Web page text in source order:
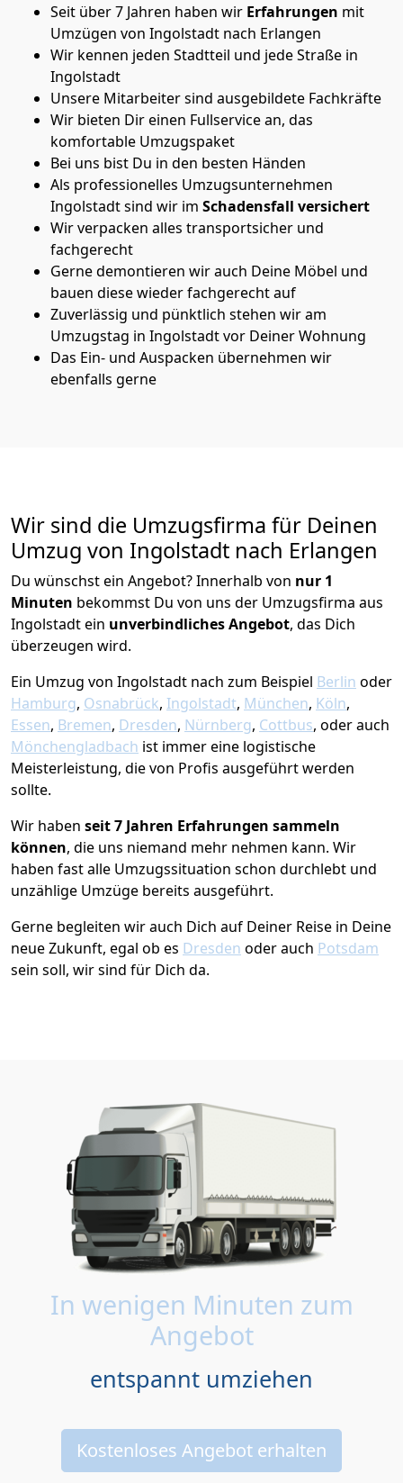
Seit über 7 Jahren haben wir Erfahrungen mit
Umzügen von Ingolstadt nach Erlangen
Wir kennen jeden Stadtteil und jede Straße in
Ingolstadt
Unsere Mitarbeiter sind ausgebildete Fachkräfte
Wir bieten Dir einen Fullservice an, das
komfortable Umzugspaket
Bei uns bist Du in den besten Händen
Als professionelles Umzugsunternehmen
Ingolstadt sind wir im Schadensfall versichert
Wir verpacken alles transportsicher und
fachgerecht
Gerne demontieren wir auch Deine Möbel und
bauen diese wieder fachgerecht auf
Zuverlässig und pünktlich stehen wir am
Umzugstag in Ingolstadt vor Deiner Wohnung
Das Ein- und Auspacken übernehmen wir
ebenfalls gerne
Wir sind die Umzugsfirma für Deinen
Umzug von Ingolstadt nach Erlangen
Du wünschst ein Angebot? Innerhalb von nur 1
Minuten bekommst Du von uns der Umzugsfirma aus
Ingolstadt ein unverbindliches Angebot, das Dich
überzeugen wird.
Ein Umzug von Ingolstadt nach zum Beispiel Berlin oder
Hamburg, Osnabrück, Ingolstadt, München, Köln,
Essen, Bremen, Dresden, Nürnberg, Cottbus, oder auch
Mönchen­gladbach ist immer eine logistische
Meisterleistung, die von Profis ausgeführt werden
sollte.
Wir haben seit7 Jahren Erfahrungen sammeln
können, die uns niemand mehr nehmen kann. Wir
haben fast alle Umzugssituation schon durchlebt und
unzählige Umzüge bereits ausgeführt.
Gerne begleiten wir auch Dich auf Deiner Reise in Deine
neue Zukunft, egal ob es Dresden oder auch Potsdam
sein soll, wir sind für Dich da.
In wenigen Minuten zum
Angebot
entspannt umziehen
Kostenloses Angebot erhalten